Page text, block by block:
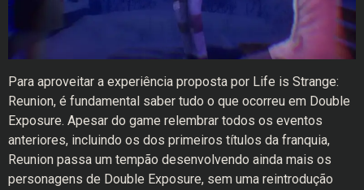
Para aproveitar a experiência proposta por Life is Strange:
Reunion, é fundamental saber tudo o que ocorreu em Double
Exposure. Apesar do game relembrar todos os eventos
anteriores, incluindo os dos primeiros títulos da franquia,
Reunion passa um tempão desenvolvendo ainda mais os
personagens de Double Exposure, sem uma reintrodução